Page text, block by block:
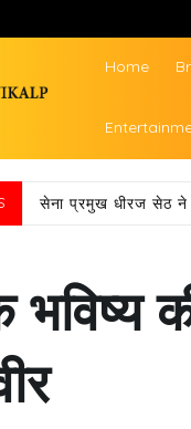
Home
सेना प्रमुख धीरज सेठ ने